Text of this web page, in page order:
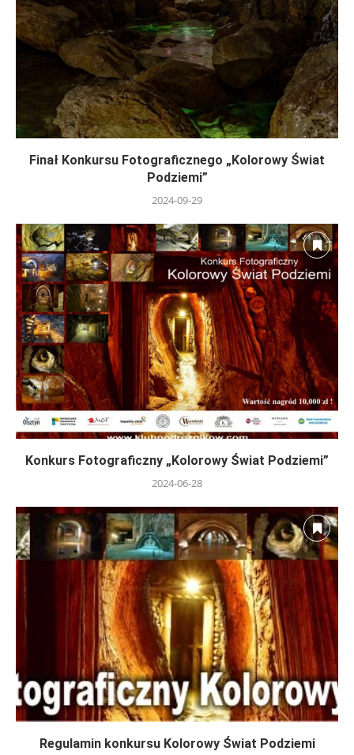
Finał Konkursu Fotograficznego „Kolorowy Świat
Podziemi”
2024-09-29
Konkurs Fotograficzny „Kolorowy Świat Podziemi”
2024-06-28
Regulamin konkursu Kolorowy Świat Podziemi